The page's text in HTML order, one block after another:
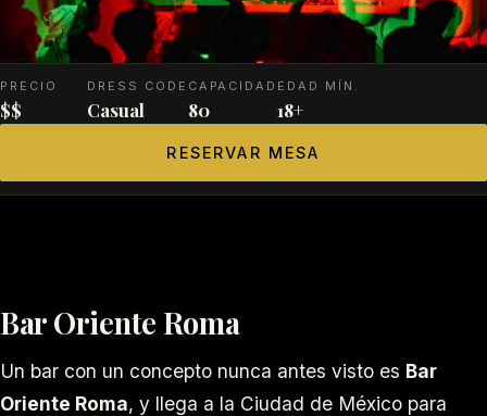
PRECIO
$$
DRESS CODE
Casual
CAPACIDAD
80
EDAD MÍN.
18+
RESERVAR MESA
Bar Oriente Roma
Un bar con un concepto nunca antes visto es Bar
Oriente Roma, y llega a la Ciudad de México para